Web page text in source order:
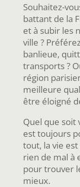
Souhaitez-
battant de la
et à subir les
ville ?
banlieue,
transports ?
région
meilleure
être éloigné
Quel que soit
est toujours
tout, la vie
rien de mal à
pour trouver
mieux.